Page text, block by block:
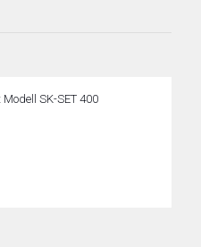
SK-SET 400